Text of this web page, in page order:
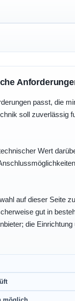
passt, die
soll zuverlässig
Wert
auf dieser Seite
gut in
die